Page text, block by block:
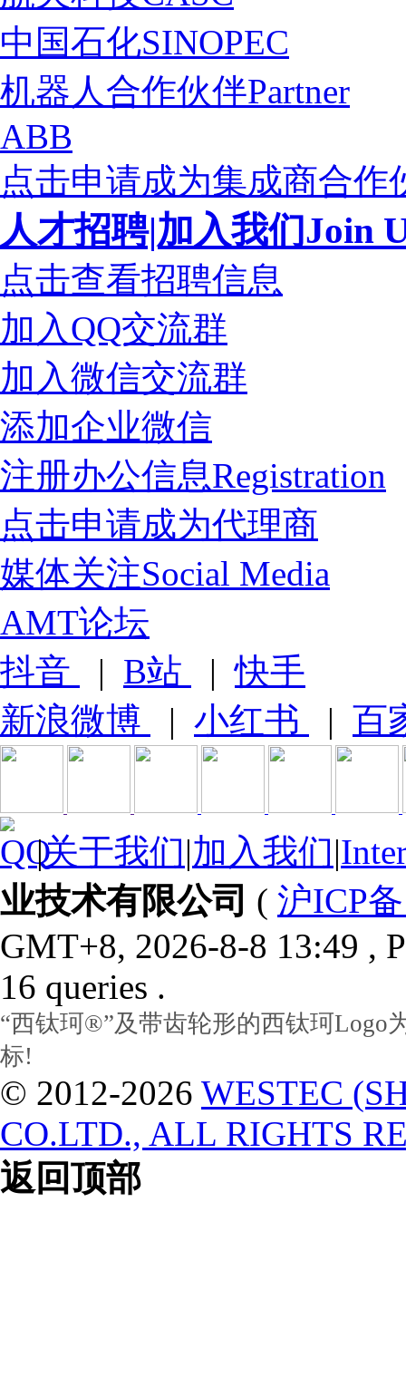
中国石化SINOPEC
机器人合作伙伴Partner
ABB
点击申请成为集成商合作
人才招聘|加入我们Join
点击查看招聘信息
加入QQ交流群
加入微信交流群
添加企业微信
注册办公信息Registration
点击申请成为代理商
媒体关注Social Media
AMT论坛
抖音
| B站 |快手
新浪微博
| 小红书 | 百
|关于我们|加入我们|
业技术有限公司 ( 沪ICP
GMT+8, 2026-8-8 13:49 ,
16 queries .
“西钛珂®”及带齿轮形的西钛珂Logo
标!
© 2012-2026 WESTEC
CO.LTD., ALL RIGHTS
返回顶部